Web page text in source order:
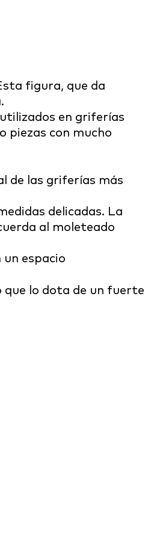
figura, que da
en griferías
piezas con mucho
de las griferías más
delicadas. La
al moleteado
espacio
que lo dota de un fuerte